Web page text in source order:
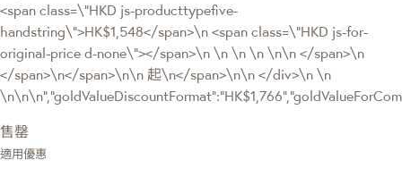
<span class=\"HKD js-producttypefive-
handstring\">HK$1,548</span>\n <span class=\"HKD js-for-
original-price d-none\"></span>\n \n \n \n \n\n </span>\n
</span>\n</span>\n\n 起\n</span>\n\n </div>\n \n
售罄
適用優惠